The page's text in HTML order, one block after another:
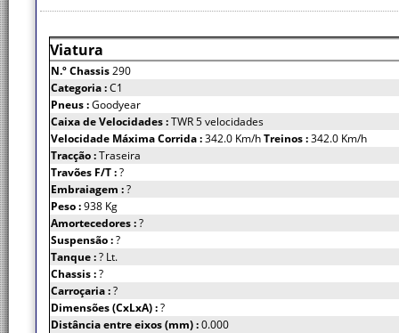
Viatura
N.º Chassis290
Categoria :C1
Pneus :Goodyear
Caixa de Velocidades :TWR 5 velocidades
Velocidade Máxima Corrida :342.0 Km/hTreinos :342.0 Km/h
Tracção :Traseira
Travões F/T :?
Embraiagem :?
Peso :938 Kg
Amortecedores :?
Suspensão :?
Tanque :? Lt.
Chassis :?
Carroçaria :?
Dimensões (CxLxA) :?
Distância entre eixos (mm) :0.000